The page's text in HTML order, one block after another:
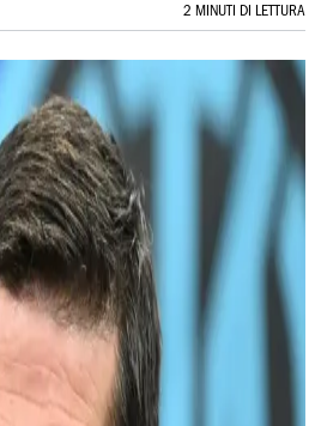
2 MINUTI DI LETTURA